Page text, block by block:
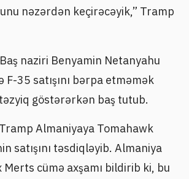
nəzərdən keçirəcəyik,” Tramp
naziri Benyamin Netanyahu
F-35 satışını bərpa etməmək
göstərərkən baş tutub.
Almaniyaya Tomahawk
satışını təsdiqləyib. Almaniya
cümə axşamı bildirib ki, bu